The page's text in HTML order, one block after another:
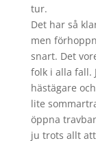
tur.
Det har så
men
snart. Det
folk i alla fall.
hästägare
lite
öppna
ju trots allt